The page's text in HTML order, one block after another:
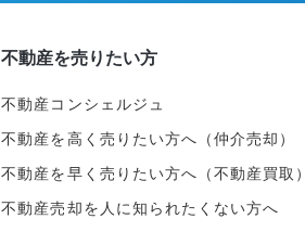
不動産を売りたい方
不動産コンシェルジュ
不動産を高く売りたい方へ（仲介売却）
不動産を早く売りたい方へ（不動産買取）
不動産売却を人に知られたくない方へ